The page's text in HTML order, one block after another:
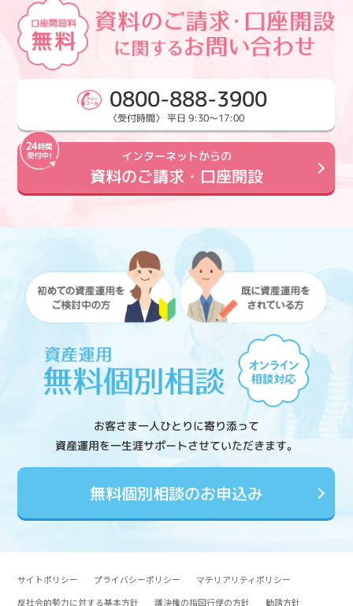
0800-888-3900
〈受付時間〉 平日 9:30～17:00
インターネットからの
資料のご請求・口座開設
お客さま一人ひとりに寄り添って
資産運用を一生涯サポートさせていただきます。
無料個別相談のお申込み
サイトポリシー プライバシーポリシー
マテリアリティポリシー
反社会的勢力に対する基本方針
議決権の指図行使の方針 勧誘方針